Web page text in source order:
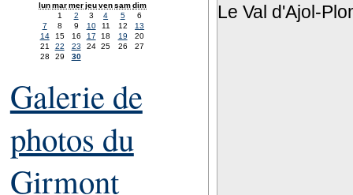
Le Val d'Ajol-
lunmarmerjeuvensamdim
1
2 3 4 5
6
7
8 9 10 11 12
13
14
15 16 17 18 19
20
21
22 23 24 25 26
27
28
29 30
Galerie de
photos du
Girmont